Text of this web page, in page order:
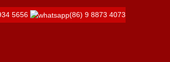
5656 (86) 9 8873 4073